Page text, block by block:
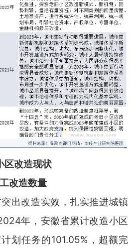
区改造现状
改造数量
出改造实效，扎实推进城镇
年，安徽省累计改造小区
划任务的101.05%，超额完